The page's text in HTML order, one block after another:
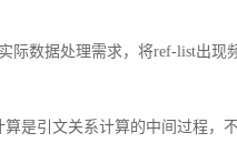
际数据处理需求，将ref-list出现
算是引文关系计算的中间过程，